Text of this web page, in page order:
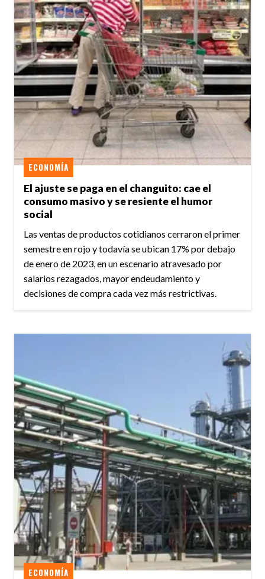
El ajuste se paga en el changuito: cae el
consumo masivo y se resiente el humor
social
ECONOMÍA
Las ventas de productos cotidianos cerraron el primer
semestre en rojo y todavía se ubican 17% por debajo
de enero de 2023, en un escenario atravesado por
salarios rezagados, mayor endeudamiento y
decisiones de compra cada vez más restrictivas.
ECONOMÍA